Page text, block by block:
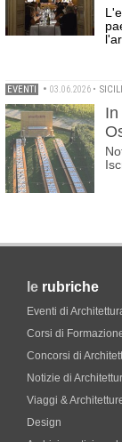
EVENTI • 03.06.2026 •
le rubriche
Eventi di
Corsi di
Concorsi di
Notizie di
Viaggi &
Design